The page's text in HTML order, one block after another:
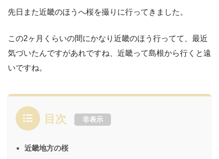
先日また近畿のほうへ桜を撮りに行ってきました。
この2ヶ月くらいの間にかなり近畿のほう行ってて、最近
気づいたんですがあれですね、近畿って島根から行くと遠
いですね。
目次 非表示
近畿地方の桜